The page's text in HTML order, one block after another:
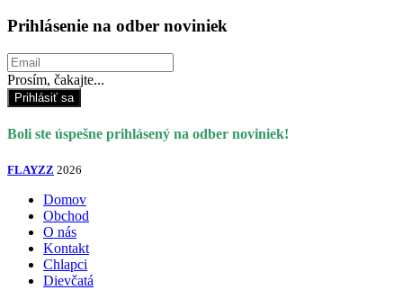
Prihlásenie na odber noviniek
Prosím, čakajte...
Prihlásiť sa
Boli ste úspešne prihlásený na odber noviniek!
FLAYZZ 2026
Domov
Obchod
O nás
Kontakt
Chlapci
Dievčatá